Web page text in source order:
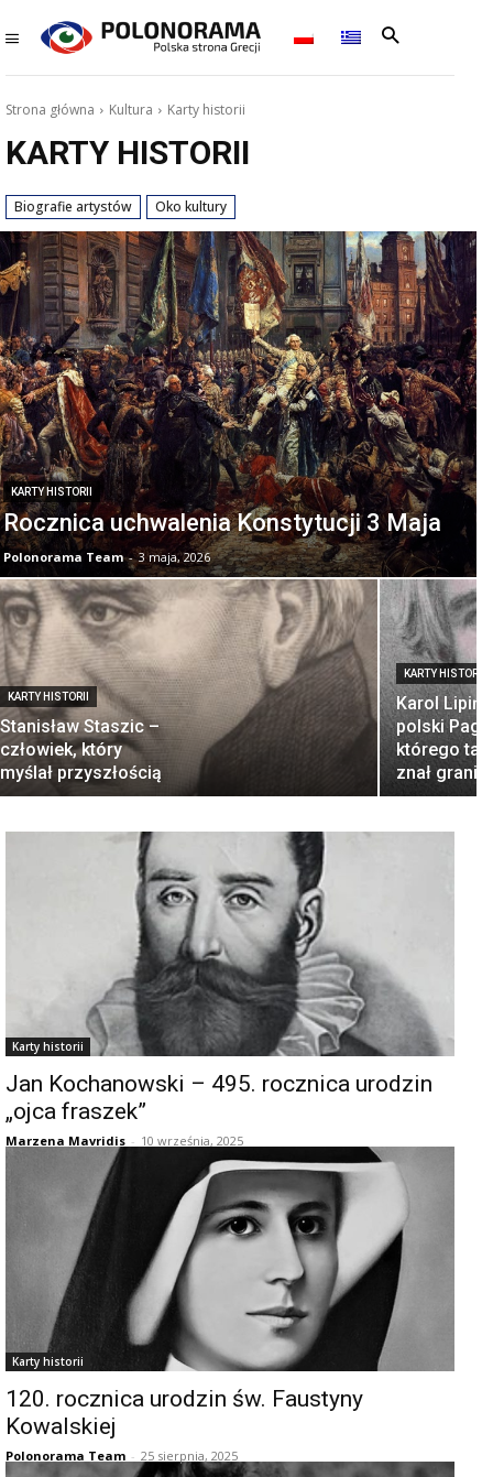
Strona główna Kultura Karty historii
KARTY HISTORII
Biografie artystów Oko kultury
KARTY HISTORII
Rocznica uchwalenia Konstytucji 3 Maja
Polonorama Team - 3 maja, 2026
KARTY HISTORII
Stanisław Staszic –
człowiek, który
myślał przyszłością
KARTY HISTORII
Karol
polski
którego
znał granic
Karty historii
Jan Kochanowski – 495. rocznica urodzin
„ojca fraszek”
Marzena Mavridis - 10 września, 2025
Karty historii
120. rocznica urodzin św. Faustyny
Kowalskiej
Polonorama Team - 25 sierpnia, 2025